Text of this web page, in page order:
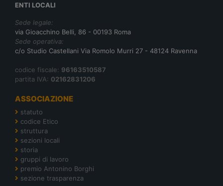
ENTI LOCALI
Sede legale:
via Gioacchino Belli, 86 - 00193 Roma
Sede operativa:
c/o Studio Castellani Via Romolo Murri 27 - 48124 Ravenna
codice fiscale: 96163510587
partita IVA: 02162831206
ASSOCIAZIONE
statuto
codice Etico
struttura
sezioni locali
storia
gruppi di lavoro
premio Antonino Borghi
sezione trasparenza